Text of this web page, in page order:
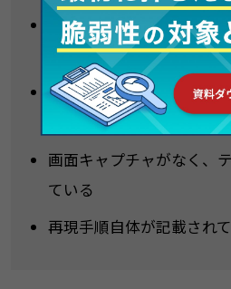
すべての該当箇所に対し
て記載している
脆弱性の発見パターンの
画面キャプチャがなく、
ている
再現手順自体が記載され